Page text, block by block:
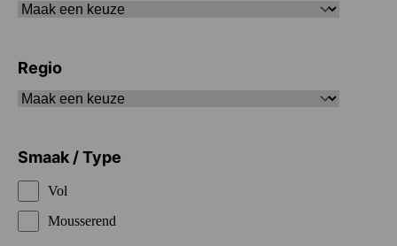
Regio
Smaak / Type
Vol
Mousserend